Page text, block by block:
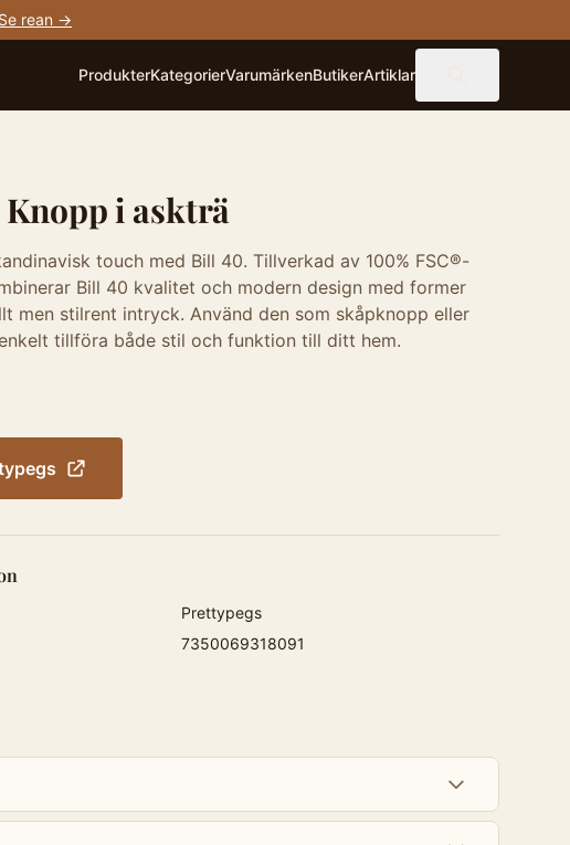
Se rean →
ProdukterKategorierVarumärkenButikerArtiklar
i askträ
touch med Bill 40. Tillverkad av 100% FSC®-
Bill 40 kvalitet och modern design med former
men stilrent intryck. Använd den som skåpknopp eller
tillföra både stil och funktion till ditt hem.
Prettypegs
7350069318091